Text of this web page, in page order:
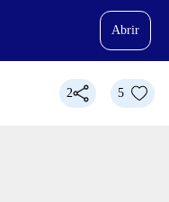
Abrir
2 5